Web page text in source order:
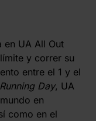
en UA All Out
y correr su
entre el 1 y el
Day, UA
en
como en el